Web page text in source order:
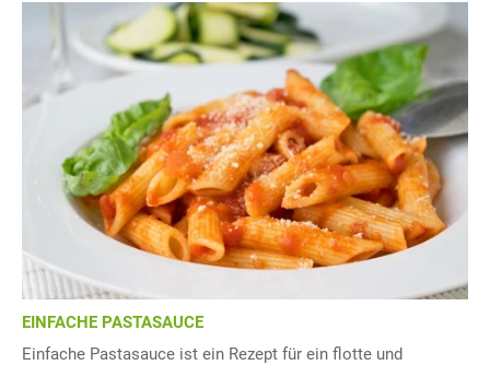
EINFACHE PASTASAUCE
Einfache Pastasauce ist ein Rezept für ein flotte und